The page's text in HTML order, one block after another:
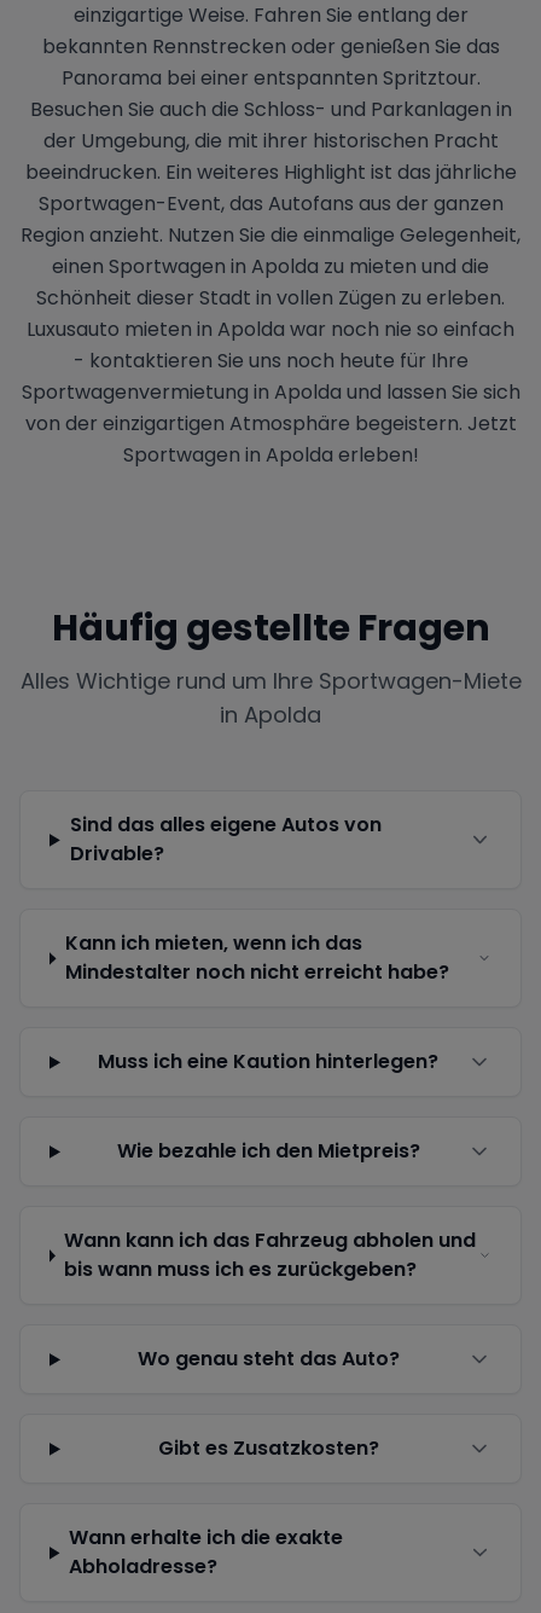
einzigartige Weise. Fahren Sie entlang der
bekannten Rennstrecken oder genießen Sie das
Panorama bei einer entspannten Spritztour.
Besuchen Sie auch die Schloss- und Parkanlagen in
der Umgebung, die mit ihrer historischen Pracht
beeindrucken. Ein weiteres Highlight ist das jährliche
Sportwagen-Event, das Autofans aus der ganzen
Region anzieht. Nutzen Sie die einmalige Gelegenheit,
einen Sportwagen in Apolda zu mieten und die
Schönheit dieser Stadt in vollen Zügen zu erleben.
Luxusauto mieten in Apolda war noch nie so einfach
- kontaktieren Sie uns noch heute für Ihre
Sportwagenvermietung in Apolda und lassen Sie sich
von der einzigartigen Atmosphäre begeistern. Jetzt
Sportwagen in Apolda erleben!
Häufig gestellte Fragen
Alles Wichtige rund um Ihre Sportwagen-Miete
in Apolda
Sind das alles eigene Autos von
Drivable?
Kann ich mieten, wenn ich das
Mindestalter noch nicht erreicht habe?
Muss ich eine Kaution hinterlegen?
Wie bezahle ich den Mietpreis?
Wann kann ich das Fahrzeug abholen und
bis wann muss ich es zurückgeben?
Wo genau steht das Auto?
Gibt es Zusatzkosten?
Wann erhalte ich die exakte
Abholadresse?